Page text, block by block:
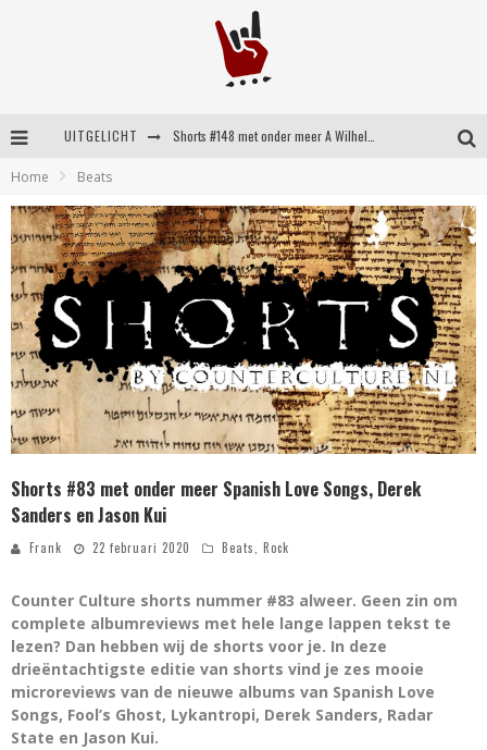
UITGELICHT
Britse emorockers van Basement maken tweede comeback met het indrukwekkende ‘Wired’
Shorts #149 met onder meer No Cure, Eva Under Fire, The Hu en Sleeping With Sirens
Home Beats
Shorts #83 met onder meer Spanish Love Songs, Derek
Sanders en Jason Kui
Frank 22 februari 2020 Beats, Rock
Counter Culture shorts nummer #83 alweer. Geen zin om
complete albumreviews met hele lange lappen tekst te
lezen? Dan hebben wij de shorts voor je. In deze
drieëntachtigste editie van shorts vind je zes mooie
microreviews van de nieuwe albums van Spanish Love
Songs, Fool’s Ghost, Lykantropi, Derek Sanders, Radar
State en Jason Kui.